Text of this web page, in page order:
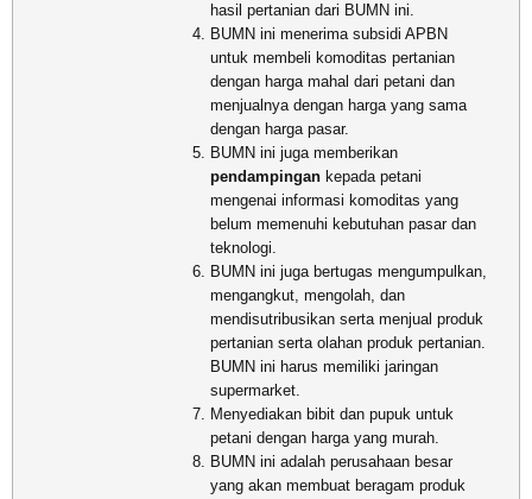
hasil pertanian dari BUMN ini.
BUMN ini menerima subsidi APBN
untuk membeli komoditas pertanian
dengan harga mahal dari petani dan
menjualnya dengan harga yang sama
dengan harga pasar.
BUMN ini juga memberikan
pendampingan kepada petani
mengenai informasi komoditas yang
belum memenuhi kebutuhan pasar dan
teknologi.
BUMN ini juga bertugas mengumpulkan,
mengangkut, mengolah, dan
mendisutribusikan serta menjual produk
pertanian serta olahan produk pertanian.
BUMN ini harus memiliki jaringan
supermarket.
Menyediakan bibit dan pupuk untuk
petani dengan harga yang murah.
BUMN ini adalah perusahaan besar
yang akan membuat beragam produk